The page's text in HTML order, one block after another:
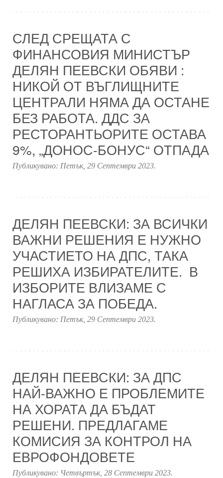
СЛЕД СРЕЩАТА С
ФИНАНСОВИЯ МИНИСТЪР
ДЕЛЯН ПЕЕВСКИ ОБЯВИ :
НИКОЙ ОТ ВЪГЛИЩНИТЕ
ЦЕНТРАЛИ НЯМА ДА ОСТАНЕ
БЕЗ РАБОТА. ДДС ЗА
РЕСТОРАНТЬОРИТЕ ОСТАВА
9%, „ДОНОС-БОНУС“ ОТПАДА
Публикувано: Петък, 29 Септември 2023.
ДЕЛЯН ПЕЕВСКИ: ЗА ВСИЧКИ
ВАЖНИ РЕШЕНИЯ Е НУЖНО
УЧАСТИЕТО НА ДПС, ТАКА
РЕШИХА ИЗБИРАТЕЛИТЕ. В
ИЗБОРИТЕ ВЛИЗАМЕ С
НАГЛАСА ЗА ПОБЕДА.
Публикувано: Петък, 29 Септември 2023.
ДЕЛЯН ПЕЕВСКИ: ЗА ДПС
НАЙ-ВАЖНО Е ПРОБЛЕМИТЕ
НА ХОРАТА ДА БЪДАТ
РЕШЕНИ. ПРЕДЛАГАМЕ
КОМИСИЯ ЗА КОНТРОЛ НА
ЕВРОФОНДОВЕТЕ
Публикувано: Четвъртък, 28 Септември 2023.